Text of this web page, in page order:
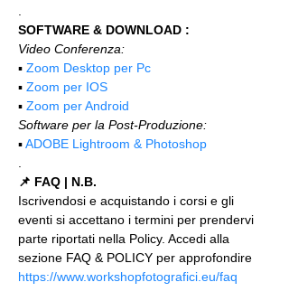
SOFTWARE & DOWNLOAD :
Video Conferenza:
▪️ Zoom Desktop per Pc
▪️ Zoom per IOS
▪️ Zoom per Android
Software per la Post-Produzione:
▪️ ADOBE Lightroom & Photoshop
📌 FAQ | N.B.
Iscrivendosi e acquistando i corsi e gli
eventi si accettano i termini per prendervi
parte riportati nella Policy. Accedi alla
sezione FAQ & POLICY per approfondire
https://www.workshopfotografici.eu/faq